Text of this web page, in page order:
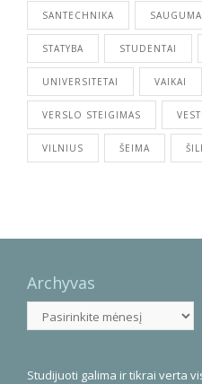
SANTECHNIKA
STATYBA STUDENTAI
UNIVERSITETAI VAIKAI
VERSLO STEIGIMAS
VILNIUS ŠEIMA
Archyvas
Archyvas
Studijuoti galima ir tikrai verta